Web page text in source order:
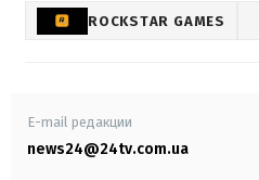
ROCKSTAR GAMES
E-mail редакции
news24@24tv.com.ua